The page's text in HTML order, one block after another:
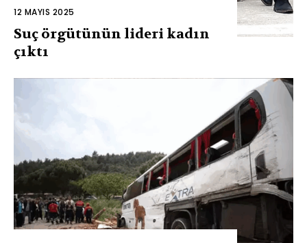
12 MAYIS 2025
Suç örgütünün lideri kadın
çıktı